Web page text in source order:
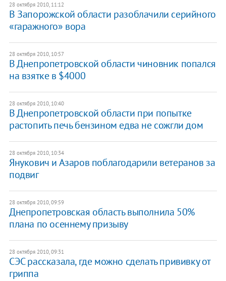
28 октября 2010, 11:12
В Запорожской области разоблачили серийного
«гаражного» вора
28 октября 2010, 10:57
В Днепропетровской области чиновник попался
на взятке в $4000
28 октября 2010, 10:40
В Днепропетровской области при попытке
растопить печь бензином едва не сожгли дом
28 октября 2010, 10:34
Янукович и Азаров поблагодарили ветеранов за
подвиг
28 октября 2010, 09:59
Днепропетровская область выполнила 50%
плана по осеннему призыву
28 октября 2010, 09:31
СЭС рассказала, где можно сделать прививку от
гриппа